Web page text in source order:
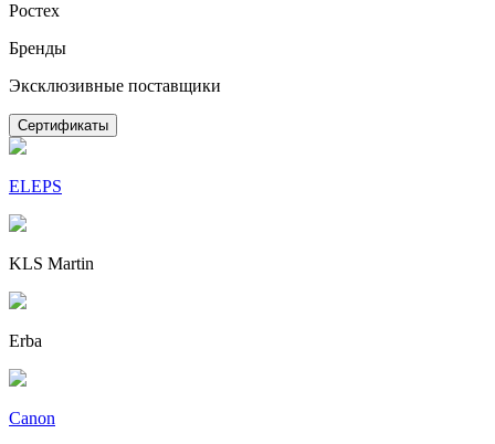
Ростех
Бренды
Эксклюзивные поставщики
Сертификаты
ELEPS
KLS Martin
Erba
Canon